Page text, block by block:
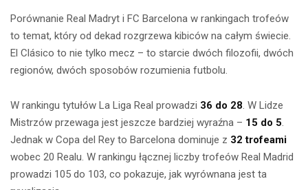
Porównanie Real Madryt i FC Barcelona w rankingach trofeów
to temat, który od dekad rozgrzewa kibiców na całym świecie.
El Clásico to nie tylko mecz – to starcie dwóch filozofii, dwóch
regionów, dwóch sposobów rozumienia futbolu.
W rankingu tytułów La Liga Real prowadzi 36 do 28. W Lidze
Mistrzów przewaga jest jeszcze bardziej wyraźna – 15 do 5.
Jednak w Copa del Rey to Barcelona dominuje z 32 trofeami
wobec 20 Realu. W rankingu łącznej liczby trofeów Real Madrid
prowadzi 105 do 103, co pokazuje, jak wyrównana jest ta